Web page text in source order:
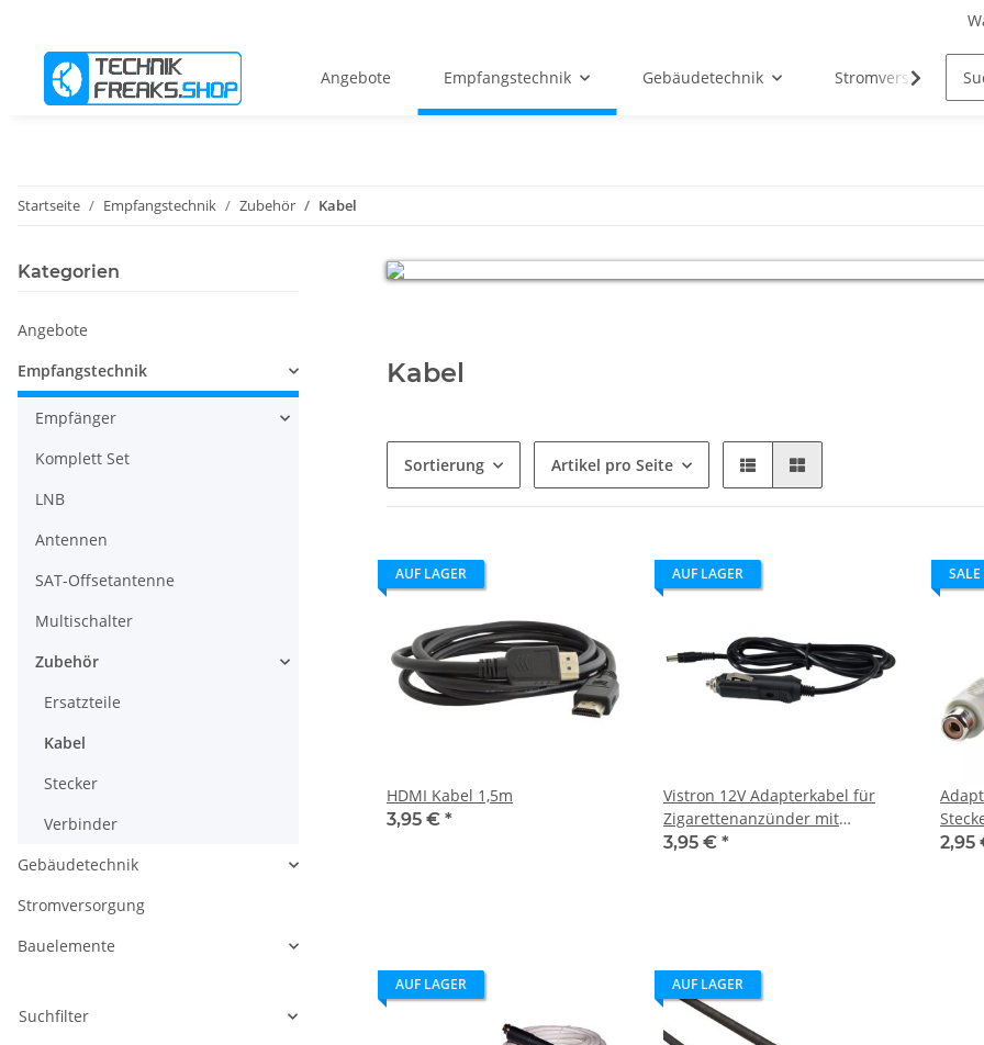
Angebote Empfangstechnik Gebäudetechnik Stromversorgung
Startseite Empfangstechnik Zubehör Kabel
Kabel
Sortierung Artikel pro Seite
AUF LAGER
HDMI Kabel 1,5m
3,95 € *
AUF LAGER
Vistron 12V Adapterkabel für
Zigarettenanzünder mit
Sicherung
3,95 € *
2,95
AUF LAGER AUF LAGER
Kategorien
Angebote
Empfangstechnik
Empfänger
Komplett Set
LNB
Antennen
SAT-Offsetantenne
Multischalter
Zubehör
Ersatzteile
Kabel
Stecker
Verbinder
Gebäudetechnik
Stromversorgung
Bauelemente
Suchfilter